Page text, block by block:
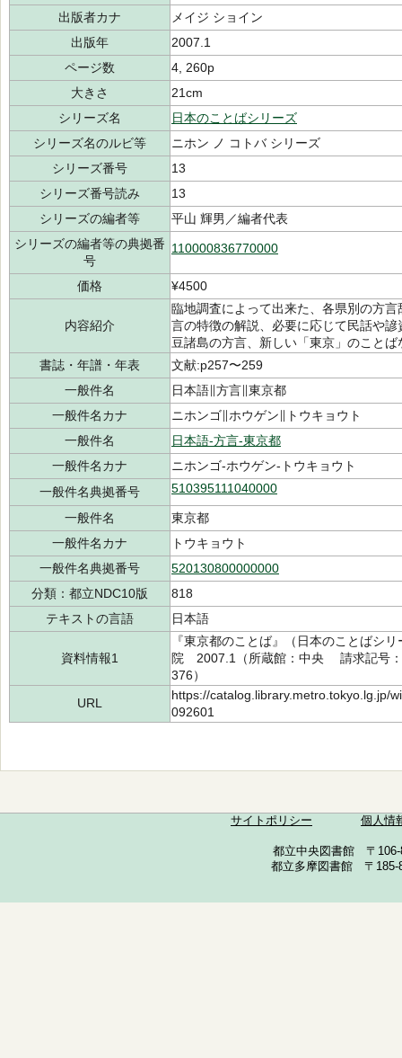
出版者カナ
メイジ ショイン
出版年
2007.1
ページ数
4, 260p
大きさ
21cm
シリーズ名
日本のことばシリーズ
シリーズ名のルビ等
ニホン ノ コトバ シリーズ
シリーズ番号
13
シリーズ番号読み
13
シリーズの編者等
平山 輝男／編者代表
シリーズの編者等の典拠番
号
110000836770000
価格 ¥4500
内容紹介
臨地調査によって出来た、各県別の方
言の特徴の解説、必要に応じて民話や
豆諸島の方言、新しい「東京」のこと
書誌・年譜・年表
文献:p257〜259
一般件名
日本語∥方言∥東京都
一般件名カナ
ニホンゴ∥ホウゲン∥トウキョウト
一般件名
日本語-方言-東京都
一般件名カナ
ニホンゴ-ホウゲン-トウキョウト
一般件名典拠番号
510395111040000
一般件名
東京都
一般件名カナ
トウキョウト
一般件名典拠番号
520130800000000
分類：都立NDC10版
818
テキストの言語
日本語
資料情報1
『東京都のことば』（日本のことば
院 2007.1（所蔵館：中央 請求記号
376）
URL
https://catalog.library.metro.tokyo.lg.jp/
092601
サイトポリシー 個人情
都立中央図書館 〒
都立多摩図書館 〒185-